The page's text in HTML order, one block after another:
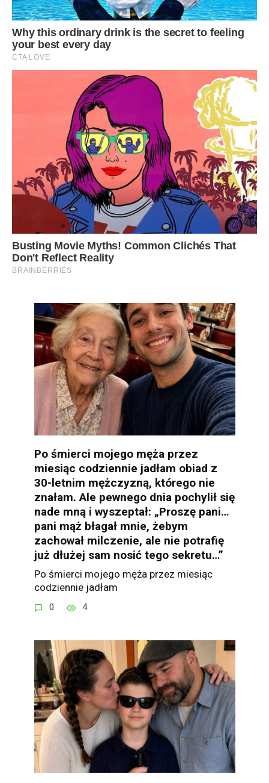
Po śmierci mojego męża przez
miesiąc codziennie jadłam obiad z
30-letnim mężczyzną, którego nie
znałam. Ale pewnego dnia pochylił się
nade mną i wyszeptał: „Proszę pani…
pani mąż błagał mnie, żebym
zachował milczenie, ale nie potrafię
już dłużej sam nosić tego sekretu…”
Po śmierci mojego męża przez miesiąc
codziennie jadłam
0 4